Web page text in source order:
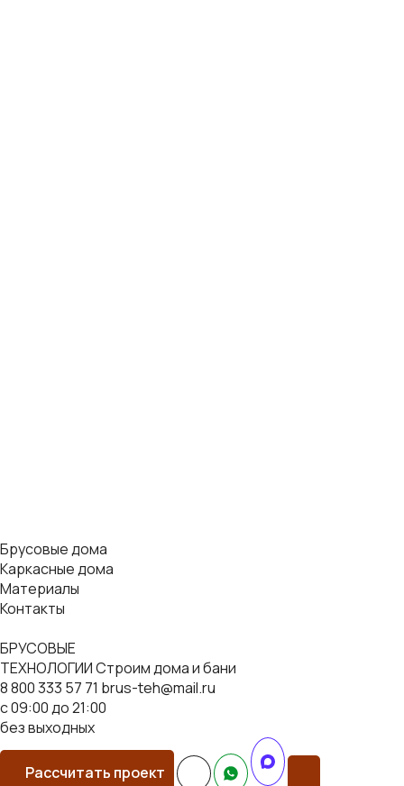
Брусовые дома
Каркасные дома
Материалы
Контакты
БРУСОВЫЕ
ТЕХНОЛОГИИСтроим дома и бани
8 800 333 57 71 brus-teh@mail.ru
с 09:00 до 21:00
без выходных
Рассчитать проект